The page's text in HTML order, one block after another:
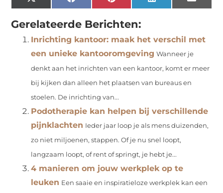
(Twitter)
Gerelateerde Berichten:
Inrichting kantoor: maak het verschil met
een unieke kantooromgeving Wanneer je
denkt aan het inrichten van een kantoor, komt er meer
bij kijken dan alleen het plaatsen van bureaus en
stoelen. De inrichting van...
Podotherapie kan helpen bij verschillende
pijnklachten Ieder jaar loop je als mens duizenden,
zo niet miljoenen, stappen. Of je nu snel loopt,
langzaam loopt, of rent of springt, je hebt je...
4 manieren om jouw werkplek op te
leuken Een saaie en inspiratieloze werkplek kan een